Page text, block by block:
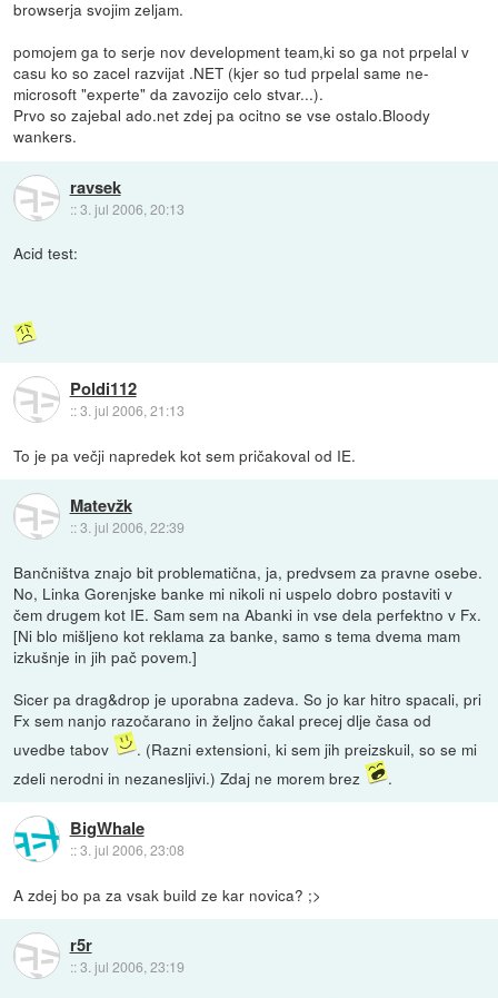
browserja svojim zeljam.
pomojem ga to serje nov development team,ki so ga not prpelal v
casu ko so zacel razvijat .NET (kjer so tud prpelal same ne-
microsoft "experte" da zavozijo celo stvar...).
Prvo so zajebal ado.net zdej pa ocitno se vse ostalo.Bloody
wankers.
ravsek
::3. jul 2006, 20:13
Acid test:
Poldi112
::3. jul 2006, 21:13
To je pa večji napredek kot sem pričakoval od IE.
Matevžk
::3. jul 2006, 22:39
Bančništva znajo bit problematična, ja, predvsem za pravne osebe.
No, Linka Gorenjske banke mi nikoli ni uspelo dobro postaviti v
čem drugem kot IE. Sam sem na Abanki in vse dela perfektno v Fx.
[Ni blo mišljeno kot reklama za banke, samo s tema dvema mam
izkušnje in jih pač povem.]
Sicer pa drag&drop je uporabna zadeva. So jo kar hitro spacali, pri
Fx sem nanjo razočarano in željno čakal precej dlje časa od
uvedbe tabov
. (Razni extensioni, ki sem jih preizskuil, so se mi
zdeli nerodni in nezanesljivi.) Zdaj ne morem brez
.
BigWhale
::3. jul 2006, 23:08
A zdej bo pa za vsak build ze kar novica? ;>
r5r
::3. jul 2006, 23:19